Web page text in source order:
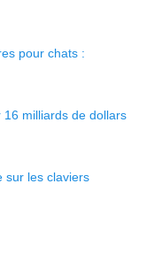
pour chats :
milliards de dollars
sur les claviers